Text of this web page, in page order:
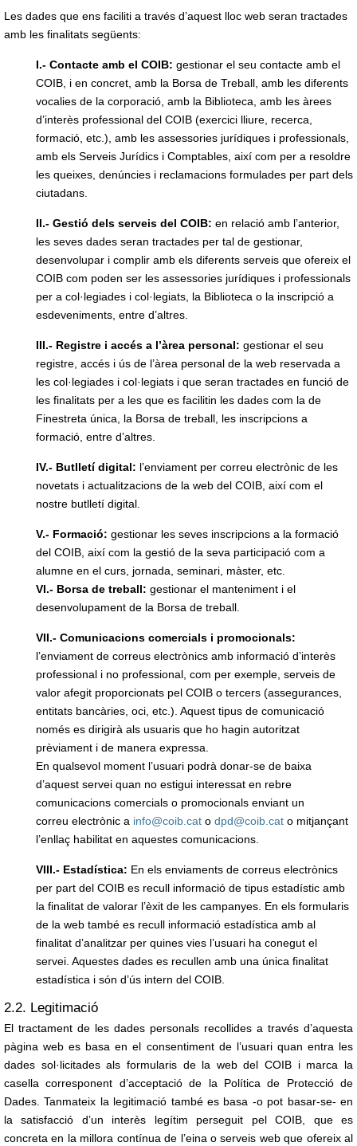
Les dades que ens faciliti a través d’aquest lloc web seran tractades
amb les finalitats següents:
I.- Contacte amb el COIB: gestionar el seu contacte amb el
COIB, i en concret, amb la Borsa de Treball, amb les diferents
vocalies de la corporació, amb la Biblioteca, amb les àrees
d’interès professional del COIB (exercici lliure, recerca,
formació, etc.), amb les assessories jurídiques i professionals,
amb els Serveis Jurídics i Comptables, així com per a resoldre
les queixes, denúncies i reclamacions formulades per part dels
ciutadans.
II.- Gestió dels serveis del COIB: en relació amb l’anterior,
les seves dades seran tractades per tal de gestionar,
desenvolupar i complir amb els diferents serveis que ofereix el
COIB com poden ser les assessories jurídiques i professionals
per a col·legiades i col·legiats, la Biblioteca o la inscripció a
esdeveniments, entre d’altres.
III.- Registre i accés a l’àrea personal: gestionar el seu
registre, accés i ús de l’àrea personal de la web reservada a
les col·legiades i col·legiats i que seran tractades en funció de
les finalitats per a les que es facilitin les dades com la de
Finestreta única, la Borsa de treball, les inscripcions a
formació, entre d’altres.
IV.- Butlletí digital: l’enviament per correu electrònic de les
novetats i actualitzacions de la web del COIB, així com el
nostre butlletí digital.
V.- Formació: gestionar les seves inscripcions a la formació
del COIB, així com la gestió de la seva participació com a
alumne en el curs, jornada, seminari, màster, etc.
VI.- Borsa de treball: gestionar el manteniment i el
desenvolupament de la Borsa de treball.
VII.- Comunicacions comercials i promocionals:
l’enviament de correus electrònics amb informació d’interès
professional i no professional, com per exemple, serveis de
valor afegit proporcionats pel COIB o tercers (assegurances,
entitats bancàries, oci, etc.). Aquest tipus de comunicació
només es dirigirà als usuaris que ho hagin autoritzat
prèviament i de manera expressa.
En qualsevol moment l’usuari podrà donar-se de baixa
d’aquest servei quan no estigui interessat en rebre
comunicacions comercials o promocionals enviant un
correu electrònic a info@coib.cat o dpd@coib.cat o mitjançant
l’enllaç habilitat en aquestes comunicacions.
VIII.- Estadística: En els enviaments de correus electrònics
per part del COIB es recull informació de tipus estadístic amb
la finalitat de valorar l’èxit de les campanyes. En els formularis
de la web també es recull informació estadística amb al
finalitat d’analitzar per quines vies l’usuari ha conegut el
servei. Aquestes dades es recullen amb una única finalitat
estadística i són d’ús intern del COIB.
2.2. Legitimació
El tractament de les dades personals recollides a través d’aquesta
pàgina web es basa en el consentiment de l’usuari quan entra les
dades sol·licitades als formularis de la web del COIB i marca la
casella corresponent d’acceptació de la Política de Protecció de
Dades. Tanmateix la legitimació també es basa -o pot basar-se- en
la satisfacció d’un interès legítim perseguit pel COIB, que es
concreta en la millora contínua de l’eina o serveis web que ofereix al